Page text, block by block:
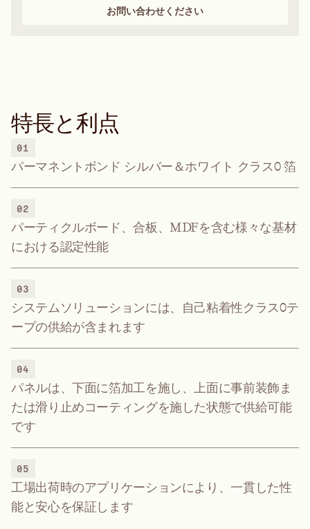
お問い合わせください
特長と利点
01
パーマネントボンド シルバー＆ホワイト クラス0 箔
02
パーティクルボード、合板、MDFを含む様々な基材
における認定性能
03
システムソリューションには、自己粘着性クラス0テ
ープの供給が含まれます
04
パネルは、下面に箔加工を施し、上面に事前装飾ま
たは滑り止めコーティングを施した状態で供給可能
です
05
工場出荷時のアプリケーションにより、一貫した性
能と安心を保証します